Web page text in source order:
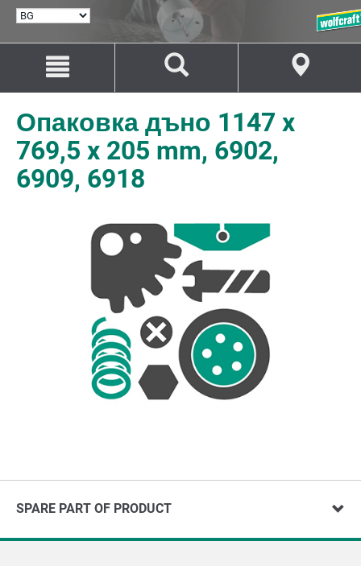
ИЗБИРАНЕ
ЕЗИК
Преминаване
съдържанието
Преминаване
навигацията
Опаковка дъно 1147 x
769,5 x 205 mm, 6902,
6909, 6918
SPARE PART OF PRODUCT